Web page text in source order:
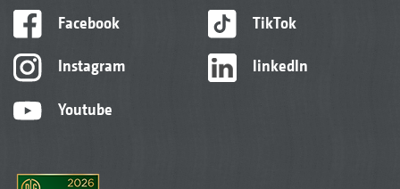
Facebook
Instagram
Youtube
TikTok
linkedIn